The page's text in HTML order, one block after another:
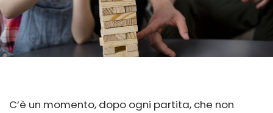
C’è un momento, dopo ogni partita, che non